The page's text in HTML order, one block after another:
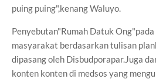
puing puing",kenang Waluyo.
Penyebutan"Rumah Datuk
masyarakat berdasarkan tulisan
dipasang oleh Disbudporapar.Juga
konten konten di medsos yang